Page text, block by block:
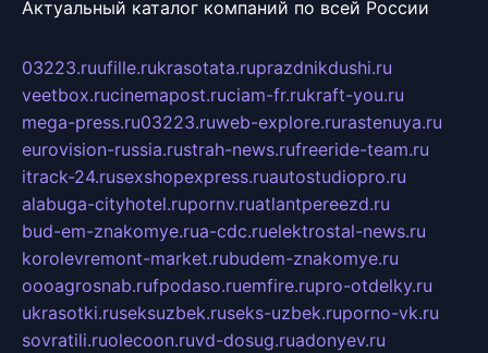
Актуальный каталог компаний по всей России
03223.ruufille.rukrasotata.ruprazdnikdushi.ru
veetbox.rucinemapost.ruciam-fr.rukraft-you.ru
mega-press.ru03223.ruweb-explore.rurastenuya.ru
eurovision-russia.rustrah-news.rufreeride-team.ru
itrack-24.rusexshopexpress.ruautostudiopro.ru
alabuga-cityhotel.rupornv.ruatlantpereezd.ru
bud-em-znakomye.rua-cdc.ruelektrostal-news.ru
korolevremont-market.rubudem-znakomye.ru
oooagrosnab.rufpodaso.ruemfire.rupro-otdelky.ru
ukrasotki.ruseksuzbek.ruseks-uzbek.ruporno-vk.ru
sovratili.ruolecoon.ruvd-dosug.ruadonyev.ru